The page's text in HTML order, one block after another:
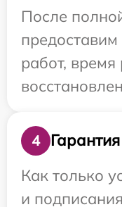
После
работ,
4
Гарантия
Как только
и